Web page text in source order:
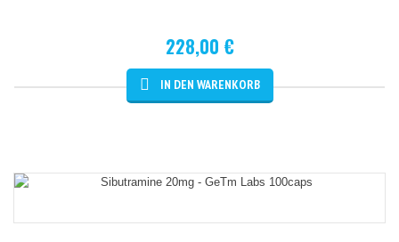
228,00 €